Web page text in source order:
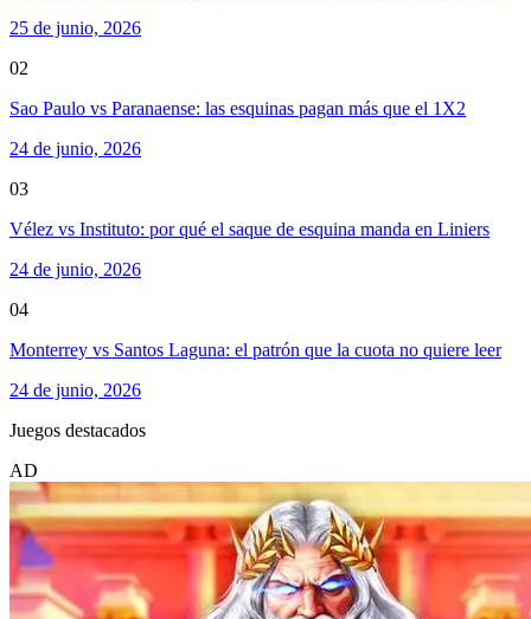
25 de junio, 2026
02
Sao Paulo vs Paranaense: las esquinas pagan más que el 1X2
24 de junio, 2026
03
Vélez vs Instituto: por qué el saque de esquina manda en Liniers
24 de junio, 2026
04
Monterrey vs Santos Laguna: el patrón que la cuota no quiere leer
24 de junio, 2026
Juegos destacados
AD